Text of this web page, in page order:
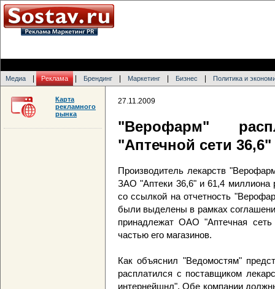
Медиа Реклама Брендинг Маркетинг Бизнес Политика и
27.11.2009
"Верофарм"
"Аптечной сети 36,6"
Производитель лекарств
ЗАО "Аптеки 36,6" и 61,4
со ссылкой на отчетность
были выделены в рамках
принадлежат ОАО "Аптечная
частью его магазинов.
Как объяснил "Ведомостям"
расплатился с поставщиком
интернейшнл". Обе компании
Карта
рекламного
рынка